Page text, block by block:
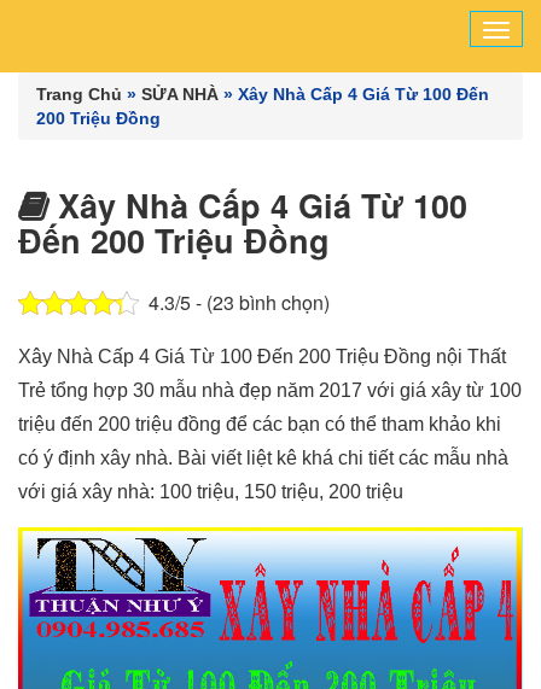
Trang Chủ » SỬA NHÀ » Xây Nhà Cấp 4 Giá Từ 100 Đến
200 Triệu Đồng
Xây Nhà Cấp 4 Giá Từ 100
Đến 200 Triệu Đồng
4.3/5 - (23 bình chọn)
Xây Nhà Cấp 4 Giá Từ 100 Đến 200 Triệu Đồng nội Thất
Trẻ tổng hợp 30 mẫu nhà đẹp năm 2017 với giá xây từ 100
triệu đến 200 triệu đồng để các bạn có thể tham khảo khi
có ý định xây nhà. Bài viết liệt kê khá chi tiết các mẫu nhà
với giá xây nhà: 100 triệu, 150 triệu, 200 triệu